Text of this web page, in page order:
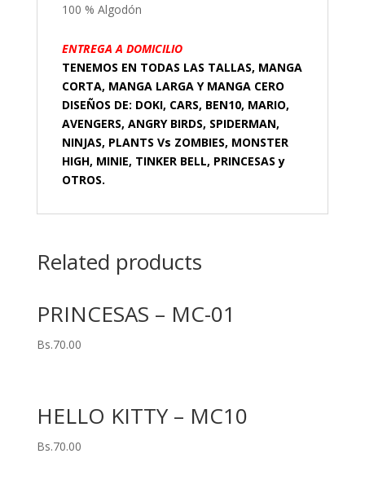
100 % Algodón
ENTREGA A DOMICILIO
TENEMOS EN TODAS LAS TALLAS, MANGA
CORTA, MANGA LARGA Y MANGA CERO
DISEÑOS DE: DOKI, CARS, BEN10, MARIO,
AVENGERS, ANGRY BIRDS, SPIDERMAN,
NINJAS, PLANTS Vs ZOMBIES, MONSTER
HIGH, MINIE, TINKER BELL, PRINCESAS y
OTROS.
Related products
PRINCESAS – MC-01
Bs.70.00
HELLO KITTY – MC10
Bs.70.00